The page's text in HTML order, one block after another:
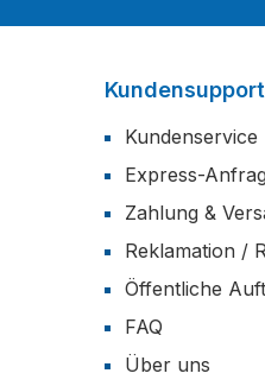
Kundensupport
Kundenservice
Express-
Zahlung &
Reklamation /
Öffentliche
FAQ
Über uns